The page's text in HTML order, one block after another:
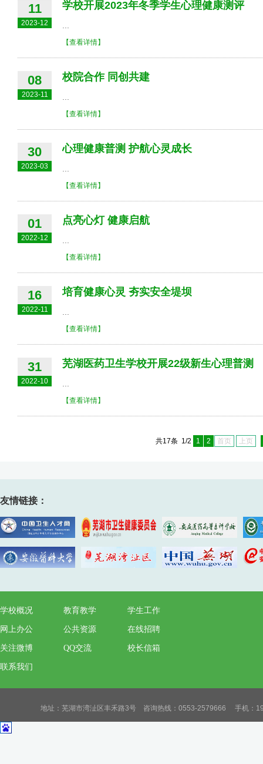
11
2023-12
学校开展2023年冬季学生心理健康测评
【查看详情】
08
2023-11
校院合作 同创共建
【查看详情】
30
2023-03
心理健康普测 护航心灵成长
【查看详情】
01
2022-12
点亮心灯 健康启航
【查看详情】
16
2022-11
培育健康心灵 夯实安全堤坝
【查看详情】
31
2022-10
芜湖医药卫生学校开展22级新生心理普测
【查看详情】
共17条 1/2 首页 上页
1 2
友情链接：
学校概况 教育教学 学生工作
网上办公 公共资源 在线招聘
关注微博 QQ交流 校长信箱
联系我们
地址：芜湖市湾沚区丰禾路3号 咨询热线：0553-2579666 手机：